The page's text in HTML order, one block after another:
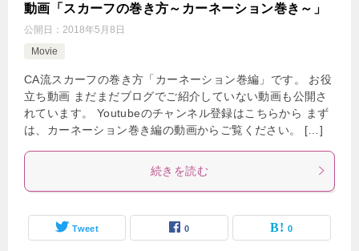
動画「スカーフの巻き方～カーネーション巻き～」
公開日： 2018年5月8日
Movie
CA流スカーフの巻き方「カーネーション巻編」です。 お役
立ち動画 まだまだブログでご紹介していない動画も公開さ
れています。 Youtubeのチャンネル登録はこちらから まず
は、カーネーション巻き編の動画からご覧ください。 […]
続きを読む
Tweet 0 0